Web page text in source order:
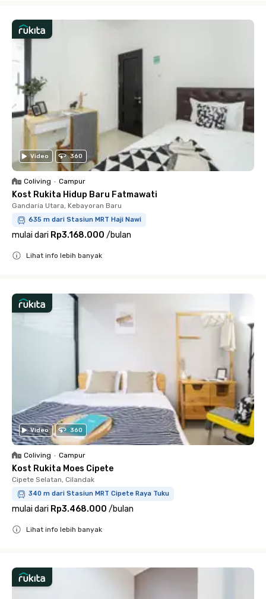
Video 360
Coliving • Campur
Kost Rukita Hidup Baru Fatmawati
Gandaria Utara, Kebayoran Baru
635 m dari Stasiun MRT Haji Nawi
mulai dari Rp3.168.000 /bulan
Lihat info lebih banyak
Video 360
Coliving • Campur
Kost Rukita Moes Cipete
Cipete Selatan, Cilandak
340 m dari Stasiun MRT Cipete Raya Tuku
mulai dari Rp3.468.000 /bulan
Lihat info lebih banyak